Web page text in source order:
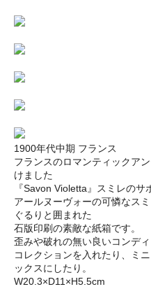
1900年代中期 フランス
フランスのロマンティックア
けました
『Savon Violetta』スミレのサ
アールヌーヴォーの可憐なス
ぐるりと囲まれた
石版印刷の素敵な紙箱です。
歪みや破れの無い良いコンディ
コレクションを入れたり、ミ
ックスにしたり。
W20.3×D11×H5.5cm